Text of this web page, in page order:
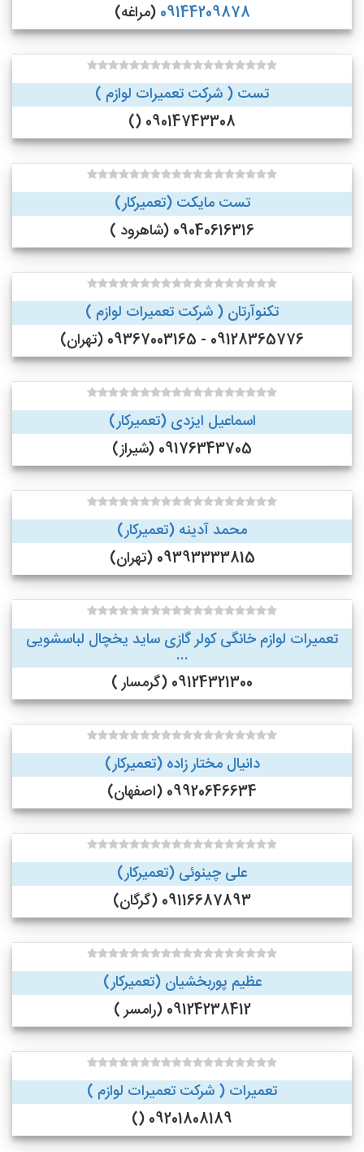
09144209878(مراغه)
تست ( شرکت تعمیرات لوازم )
09014743308 ()
تست مایکت (تعمیرکار)
09040616316 (شاهرود )
تکنوآرتان ( شرکت تعمیرات لوازم )
09128365776 - 09367003165 (تهران)
اسماعیل ایزدی (تعمیرکار)
09176343705 (شیراز)
محمد آدینه (تعمیرکار)
09393333815 (تهران)
تعمیرات لوازم خانگی کولر گازی ساید یخچال لباسشویی
...
09124321300 (گرمسار )
دانیال مختار زاده (تعمیرکار)
09920646634 (اصفهان)
علی چینوئی (تعمیرکار)
09116687893 (گرگان)
عظیم پوربخشیان (تعمیرکار)
09124238412 (رامسر )
تعمیرات ( شرکت تعمیرات لوازم )
09201808189 ()